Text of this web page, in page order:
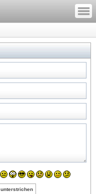
—
—
—
unterstrichen